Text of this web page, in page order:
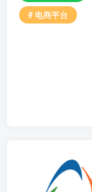
# 电商平台